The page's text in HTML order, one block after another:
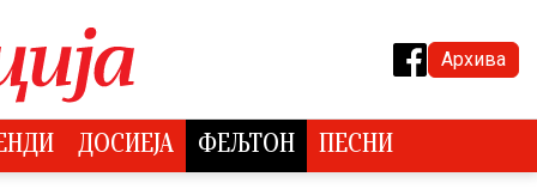
Архива
ДОСИЕЈА ФЕЉТОН ПЕСНИ